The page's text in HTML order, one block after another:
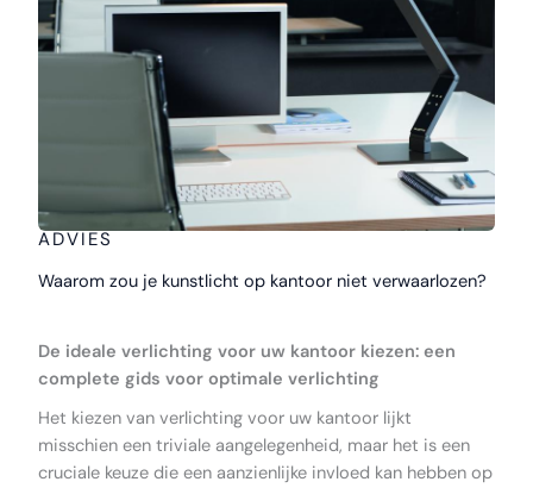
ADVIES
Waarom zou je kunstlicht op kantoor niet verwaarlozen?
De ideale verlichting voor uw kantoor kiezen: een
complete gids voor optimale verlichting
Het kiezen van verlichting voor uw kantoor lijkt
misschien een triviale aangelegenheid, maar het is een
cruciale keuze die een aanzienlijke invloed kan hebben op